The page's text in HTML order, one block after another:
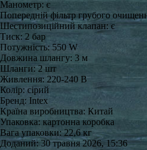
Манометр: є
Попередній фільтр грубого
Шестипозиційний клапан: є
Тиск: 2 бар
Потужність: 550 W
Довжина шлангу: 3 м
Шланги: 2 шт
Живлення: 220-240 В
Колір: сірий
Бренд: Intex
Країна виробництва: Китай
Упаковка: картонна коробка
Вага упаковки: 22,6 кг
Доданий: 30 травня 2026, 15:36